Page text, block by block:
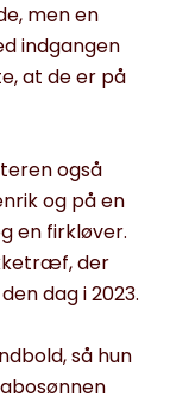
men en
indgangen
at de er på
også
og på en
en firkløver.
der
dag i 2023.
så hun